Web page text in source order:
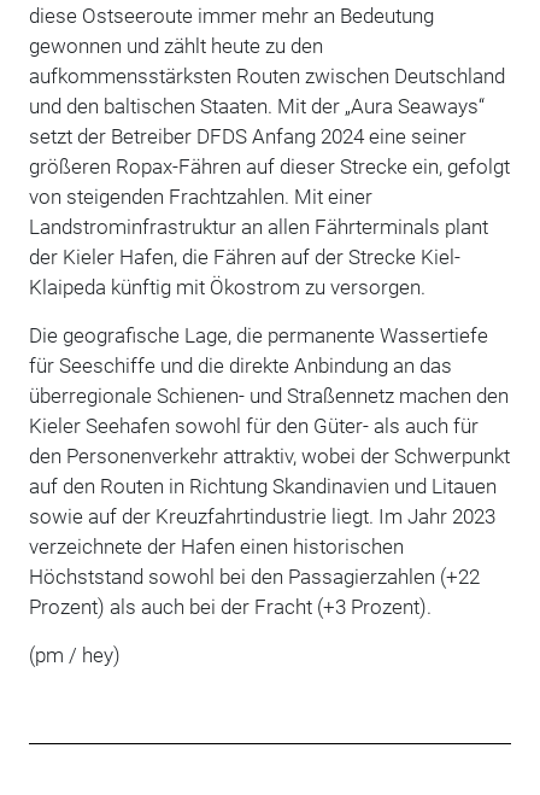
diese Ostseeroute immer mehr an Bedeutung
gewonnen und zählt heute zu den
aufkommensstärksten Routen zwischen Deutschland
und den baltischen Staaten. Mit der „Aura Seaways“
setzt der Betreiber DFDS Anfang 2024 eine seiner
größeren Ropax-Fähren auf dieser Strecke ein, gefolgt
von steigenden Frachtzahlen. Mit einer
Landstrominfrastruktur an allen Fährterminals plant
der Kieler Hafen, die Fähren auf der Strecke Kiel-
Klaipeda künftig mit Ökostrom zu versorgen.
Die geografische Lage, die permanente Wassertiefe
für Seeschiffe und die direkte Anbindung an das
überregionale Schienen- und Straßennetz machen den
Kieler Seehafen sowohl für den Güter- als auch für
den Personenverkehr attraktiv, wobei der Schwerpunkt
auf den Routen in Richtung Skandinavien und Litauen
sowie auf der Kreuzfahrtindustrie liegt. Im Jahr 2023
verzeichnete der Hafen einen historischen
Höchststand sowohl bei den Passagierzahlen (+22
Prozent) als auch bei der Fracht (+3 Prozent).
(pm / hey)